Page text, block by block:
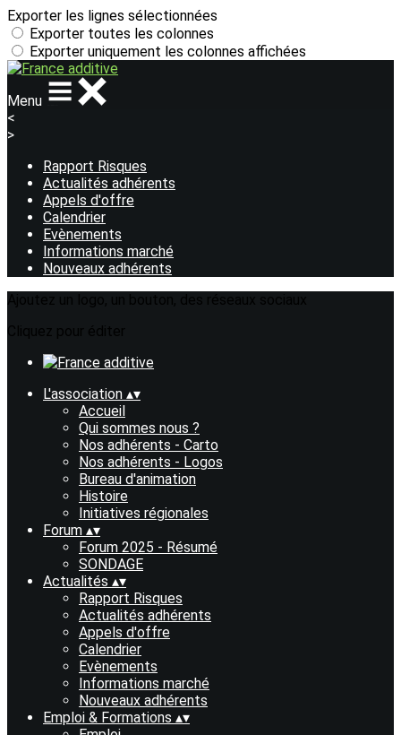
Exporter les lignes sélectionnées
Exporter toutes les colonnes
Exporter uniquement les colonnes affichées
Menu
<
>
Rapport Risques
Actualités adhérents
Appels d'offre
Calendrier
Evènements
Informations marché
Nouveaux adhérents
L'association ▴▾
Accueil
Qui sommes nous ?
Nos adhérents - Carto
Nos adhérents - Logos
Bureau d'animation
Histoire
Initiatives régionales
Forum ▴▾
Forum 2025 - Résumé
SONDAGE
Actualités ▴▾
Rapport Risques
Actualités adhérents
Appels d'offre
Calendrier
Evènements
Informations marché
Nouveaux adhérents
Emploi & Formations ▴▾